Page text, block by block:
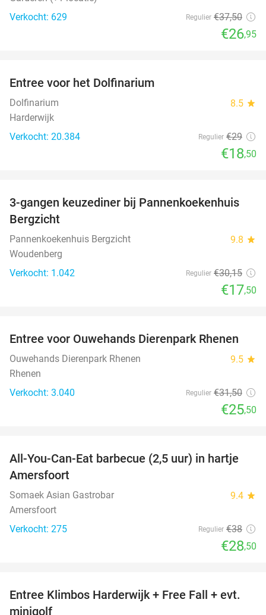
Verkocht: 629
Regulier €37,50
€26,95
Entree voor het Dolfinarium
Dolfinarium 8.5 star
Harderwijk
Verkocht: 20.384
Regulier €29
€18,50
42%
3-gangen keuzediner bij Pannenkoekenhuis
Bergzicht
Pannenkoekenhuis Bergzicht 9.8 star
Woudenberg
Verkocht: 1.042
Regulier €30,15
€17,50
19%
Entree voor Ouwehands Dierenpark Rhenen
Ouwehands Dierenpark Rhenen 9.5 star
Rhenen
Verkocht: 3.040
Regulier €31,50
€25,50
25%
All-You-Can-Eat barbecue (2,5 uur) in hartje
Amersfoort
Somaek Asian Gastrobar 9.4 star
Amersfoort
Verkocht: 275
Regulier €38
€28,50
30%
Entree Klimbos Harderwijk + Free Fall + evt.
minigolf